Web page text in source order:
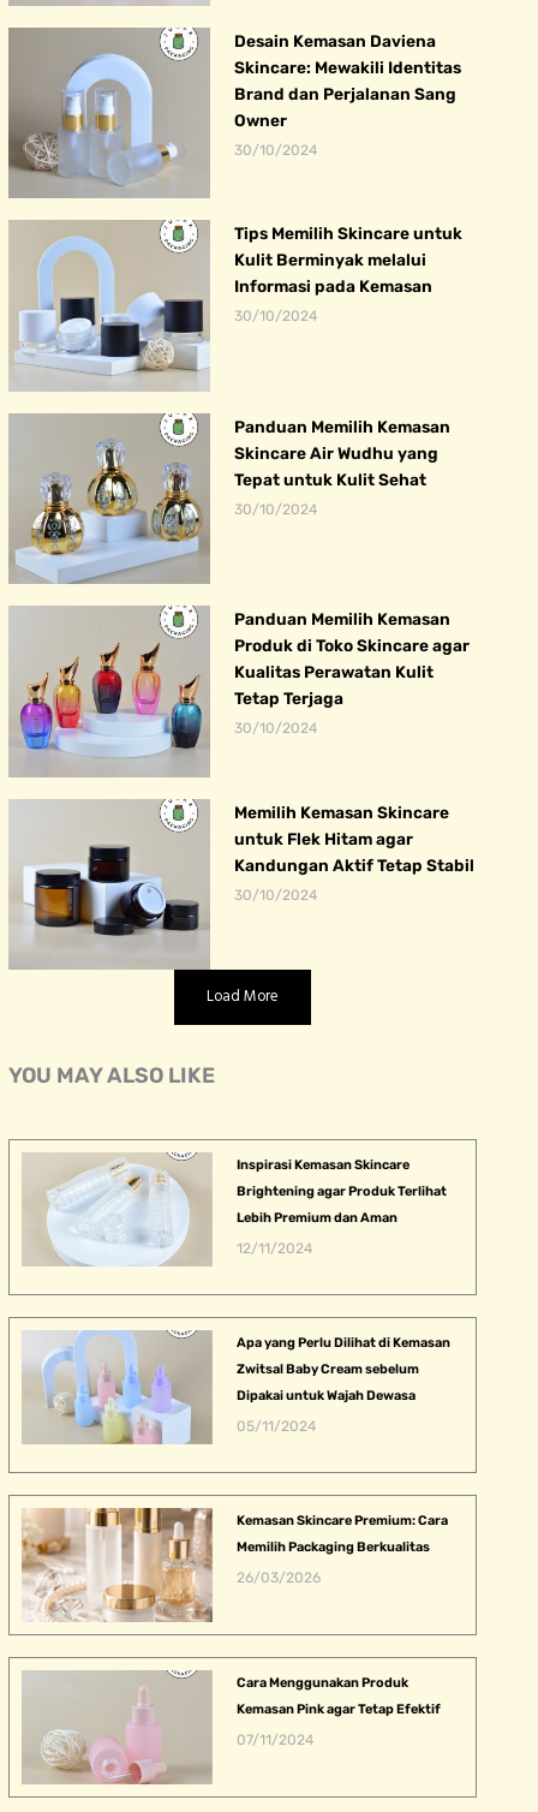
YOU MAY ALSO LIKE
Inspirasi Kemasan Skincare
Brightening agar Produk Terlihat
Lebih Premium dan Aman
12/11/2024
Apa yang Perlu Dilihat di Kemasan
Zwitsal Baby Cream sebelum
Dipakai untuk Wajah Dewasa
05/11/2024
Kemasan Skincare Premium: Cara
Memilih Packaging Berkualitas
26/03/2026
Cara Menggunakan Produk
Kemasan Pink agar Tetap Efektif
07/11/2024
Desain Kemasan Daviena
Skincare: Mewakili Identitas
Brand dan Perjalanan Sang
Owner
30/10/2024
Tips Memilih Skincare untuk
Kulit Berminyak melalui
Informasi pada Kemasan
30/10/2024
Panduan Memilih Kemasan
Skincare Air Wudhu yang
Tepat untuk Kulit Sehat
30/10/2024
Panduan Memilih Kemasan
Produk di Toko Skincare agar
Kualitas Perawatan Kulit
Tetap Terjaga
30/10/2024
Memilih Kemasan Skincare
untuk Flek Hitam agar
Kandungan Aktif Tetap Stabil
30/10/2024
Load More